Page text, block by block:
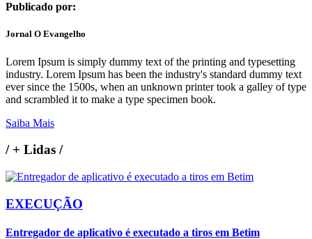
Publicado por:
Jornal O Evangelho
Lorem Ipsum is simply dummy text of the printing and typesetting
industry. Lorem Ipsum has been the industry's standard dummy text
ever since the 1500s, when an unknown printer took a galley of type
and scrambled it to make a type specimen book.
Saiba Mais
/+ Lidas /
EXECUÇÃO
Entregador de aplicativo é executado a tiros em Betim